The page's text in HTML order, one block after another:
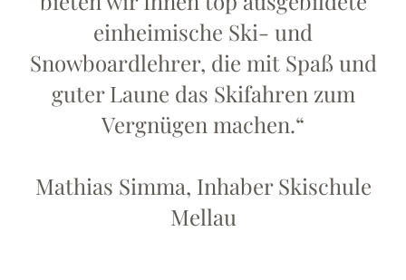
einheimische Ski- und
Snowboardlehrer, die mit Spaß und
guter Laune das Skifahren zum
Vergnügen machen.“
Mathias Simma, Inhaber Skischule
Mellau